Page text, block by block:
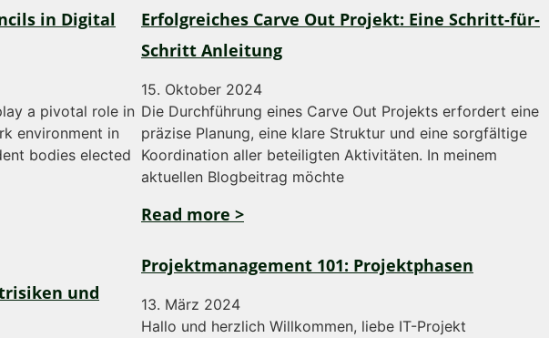
in Digital
a pivotal role in
environment in
bodies elected
Erfolgreiches Carve Out Projekt: Eine Schritt-für-
Schritt Anleitung
15. Oktober 2024
Die Durchführung eines Carve Out Projekts erfordert eine
präzise Planung, eine klare Struktur und eine sorgfältige
Koordination aller beteiligten Aktivitäten. In meinem
aktuellen Blogbeitrag möchte
Read more >
und
Projektmanagement 101: Projektphasen
13. März 2024
Hallo und herzlich Willkommen, liebe IT-Projekt